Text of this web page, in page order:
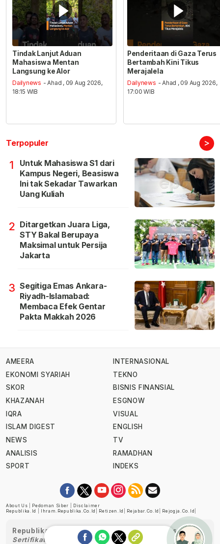
Tindak Lanjut Aduan
Mahasiswa Mentan
Langsung ke Alor
Dailynews - Ahad , 09 Aug 2026,
18:15 WIB
Penderitaan di Gaza Terus
Bertambah Kini Tikus
Merajalela
Dailynews - Ahad , 09 Aug 2026,
17:00 WIB
Terpopuler >
1
Untuk Mahasiswa S1 dari
Kampus Negeri, Beasiswa
Ini tak Sekadar Tawarkan
Uang Kuliah
2 Ditargetkan Juara Liga,
STY Bakal Berupaya
Maksimal untuk Persija
Jakarta
3 Segitiga Emas Ankara-
Riyadh-Islamabad:
Membaca Efek Gentar
Pakta Makkah 2026
AMEERA
EKONOMI SYARIAH
SKOR
KHAZANAH
IQRA
ISLAM DIGEST
NEWS
ANALISIS
SPORT
INTERNASIONAL
TEKNO
BISNIS FINANSIAL
ESGNOW
VISUAL
ENGLISH
TV
RAMADHAN
INDEKS
About Us Pedoman Siber
Disclaimer
Republika.id
Ihram.republika.co.id Retizen.id Rejabar.co.id Rejogja.co.id
Republika telah diverifikasi oleh Dewan Pers
Sertifikat Nomor 1058/DP-Verifikasi/K/XII/2022